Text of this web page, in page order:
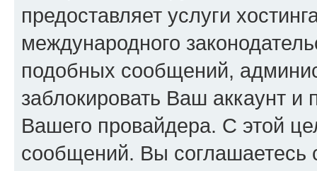
предоставляет услуги
международного
подобных сообщений,
заблокировать Ваш аккаунт и
Вашего провайдера. С этой
сообщений. Вы соглашаетесь